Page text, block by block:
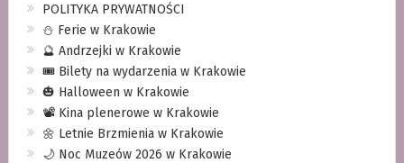
POLITYKA PRYWATNOŚCI
⛄️ Ferie w Krakowie
🔮 Andrzejki w Krakowie
🎟️ Bilety na wydarzenia w Krakowie
🎃 Halloween w Krakowie
📽️ Kina plenerowe w Krakowie
🌼 Letnie Brzmienia w Krakowie
🌙 Noc Muzeów 2026 w Krakowie